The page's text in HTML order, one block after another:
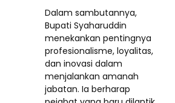
Dalam sambutannya,
Bupati Syaharuddin
menekankan pentingnya
profesionalisme, loyalitas,
dan inovasi dalam
menjalankan amanah
jabatan. Ia berharap